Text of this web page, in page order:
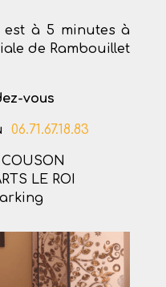
est à 5 minutes à
de Rambouillet
vous
06.71.67.18.83
LE ROI